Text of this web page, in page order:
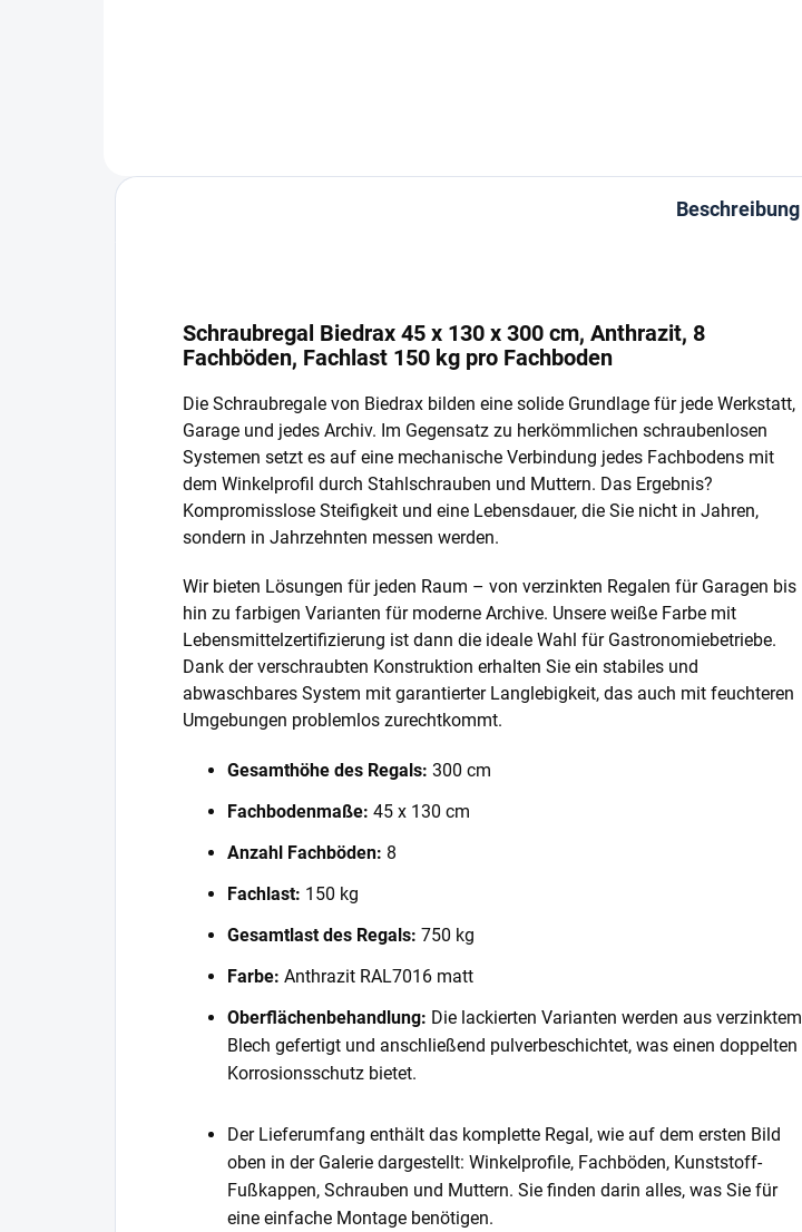
Beschreibung
Schraubregal Biedrax 45 x 130 x 300 cm, Anthrazit, 8
Fachböden, Fachlast 150 kg pro Fachboden
Die Schraubregale von Biedrax bilden eine solide Grundlage für jede Werkstatt,
Garage und jedes Archiv. Im Gegensatz zu herkömmlichen schraubenlosen
Systemen setzt es auf eine mechanische Verbindung jedes Fachbodens mit
dem Winkelprofil durch Stahlschrauben und Muttern. Das Ergebnis?
Kompromisslose Steifigkeit und eine Lebensdauer, die Sie nicht in Jahren,
sondern in Jahrzehnten messen werden.
Wir bieten Lösungen für jeden Raum – von verzinkten Regalen für Garagen bis
hin zu farbigen Varianten für moderne Archive. Unsere weiße Farbe mit
Lebensmittelzertifizierung ist dann die ideale Wahl für Gastronomiebetriebe.
Dank der verschraubten Konstruktion erhalten Sie ein stabiles und
abwaschbares System mit garantierter Langlebigkeit, das auch mit feuchteren
Umgebungen problemlos zurechtkommt.
Gesamthöhe des Regals: 300 cm
Fachbodenmaße: 45 x 130 cm
Anzahl Fachböden: 8
Fachlast: 150 kg
Gesamtlast des Regals: 750 kg
Farbe: Anthrazit RAL7016 matt
Oberflächenbehandlung: Die lackierten Varianten werden aus verzinktem
Blech gefertigt und anschließend pulverbeschichtet, was einen doppelten
Korrosionsschutz bietet.
Der Lieferumfang enthält das komplette Regal, wie auf dem ersten Bild
oben in der Galerie dargestellt: Winkelprofile, Fachböden, Kunststoff-
Fußkappen, Schrauben und Muttern. Sie finden darin alles, was Sie für
eine einfache Montage benötigen.